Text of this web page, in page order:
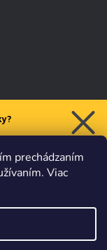
prechádzaním
Viac